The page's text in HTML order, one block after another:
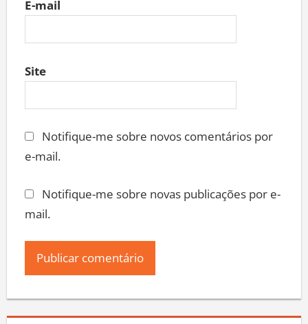
E-mail
Site
Notifique-me sobre novos comentários por
e-mail.
Notifique-me sobre novas publicações por e-
mail.